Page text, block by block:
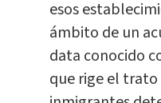
esos
ámbito de un
data conocido
que rige el trato